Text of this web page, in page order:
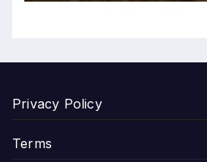
Privacy Policy
Terms